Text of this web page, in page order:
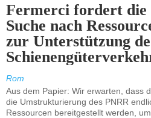
Fermerci fordert die
Suche nach
zur Unterstützung
Rom
Aus dem Papier: Wir erwarten, dass
die Umstrukturierung des PNRR
Ressourcen bereitgestellt werden,